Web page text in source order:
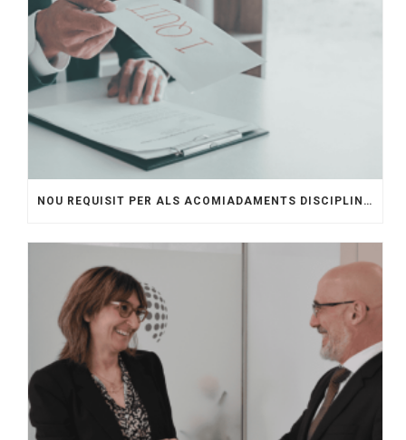
NOU REQUISIT PER ALS ACOMIADAMENTS DISCIPLINARIS. QUÈ HAN DE SABER LES EMPRESES